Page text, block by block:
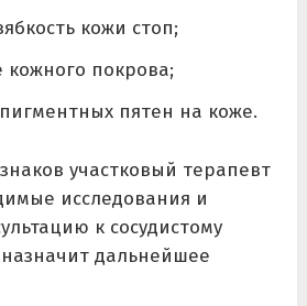
кожи стоп;
кожного покрова;
пятен на коже.
участковый терапевт
исследования и
к сосудистому
дальнейшее